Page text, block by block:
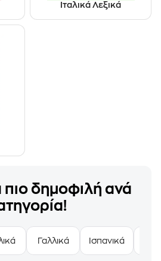
Ιταλικά Λεξικά
δημοφιλή ανά
Γαλλικά Ισπανικά